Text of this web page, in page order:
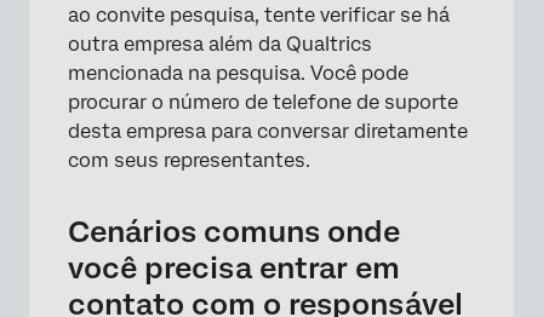
ao convite pesquisa, tente verificar se há
outra empresa além da Qualtrics
mencionada na pesquisa. Você pode
procurar o número de telefone de suporte
desta empresa para conversar diretamente
com seus representantes.
Cenários comuns onde
você precisa entrar em
contato com o responsável